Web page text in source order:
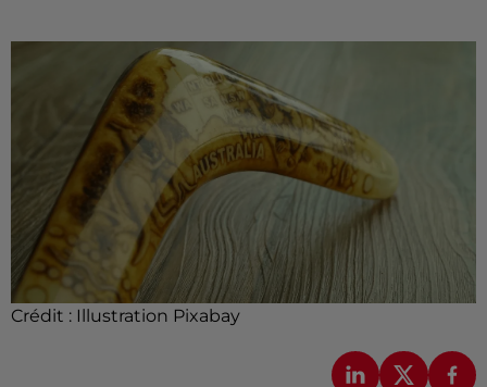
Crédit : Illustration Pixabay